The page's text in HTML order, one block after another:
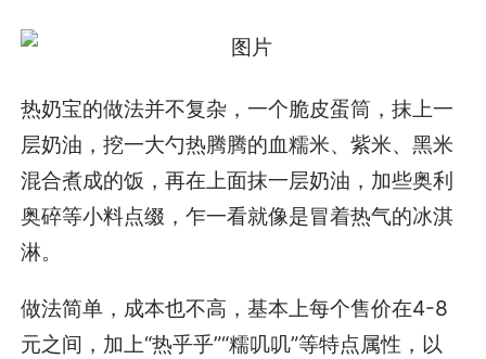
热奶宝的做法并不复杂，一个脆皮蛋筒，抹上一
层奶油，挖一大勺热腾腾的血糯米、紫米、黑米
混合煮成的饭，再在上面抹一层奶油，加些奥利
奥碎等小料点缀，乍一看就像是冒着热气的冰淇
淋。
做法简单，成本也不高，基本上每个售价在4-8
元之间，加上“热乎乎”“糯叽叽”等特点属性，以